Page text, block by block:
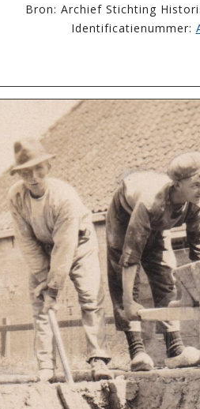
Bron: Archief Stichting
Identificatienummer: